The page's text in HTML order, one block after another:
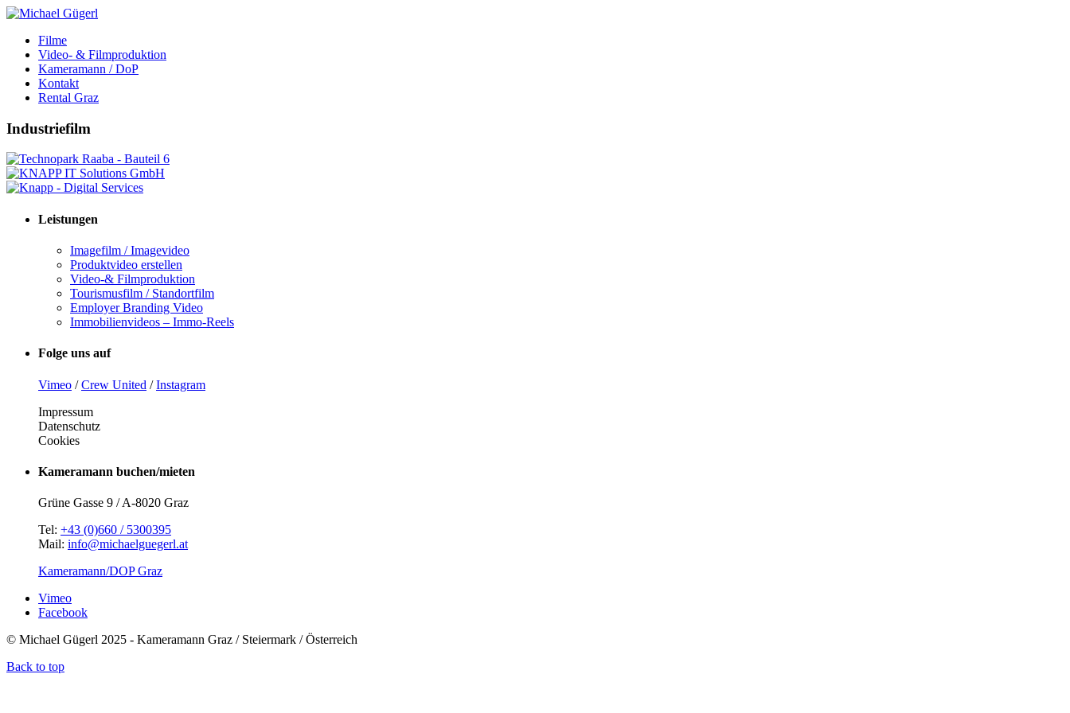
Filme
Video- & Filmproduktion
Kameramann / DoP
Kontakt
Rental Graz
Industriefilm
Leistungen
Imagefilm / Imagevideo
Produktvideo erstellen
Video-& Filmproduktion
Tourismusfilm / Standortfilm
Employer Branding Video
Immobilienvideos – Immo-Reels
Folge uns auf
Vimeo /Crew United /Instagram
Impressum
Datenschutz
Cookies
Kameramann buchen/mieten
Grüne Gasse 9 / A-8020 Graz
Tel: +43 (0)660 / 5300395
Mail: info@michaelguegerl.at
Kameramann/DOP Graz
Vimeo
Facebook
© Michael Gügerl 2025 - Kameramann Graz / Steiermark / Österreich
Back to top